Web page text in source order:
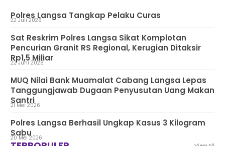
Polres Langsa Tangkap Pelaku Curas
22 Juli 2026
Sat Reskrim Polres Langsa Sikat Komplotan
Pencurian Granit RS Regional, Kerugian Ditaksir
Rp1,5 Miliar
22 Juni 2026
MUQ Nilai Bank Muamalat Cabang Langsa Lepas
Tanggungjawab Dugaan Penyusutan Uang Makan
Santri
21 Mei 2026
Polres Langsa Berhasil Ungkap Kasus 3 Kilogram
Sabu20 Mei 2026